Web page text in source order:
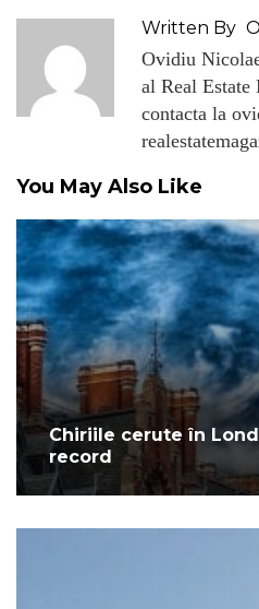
Written By
Ovidiu
al Real
contacta la
You May Also Like
Chiriile cerute în
record